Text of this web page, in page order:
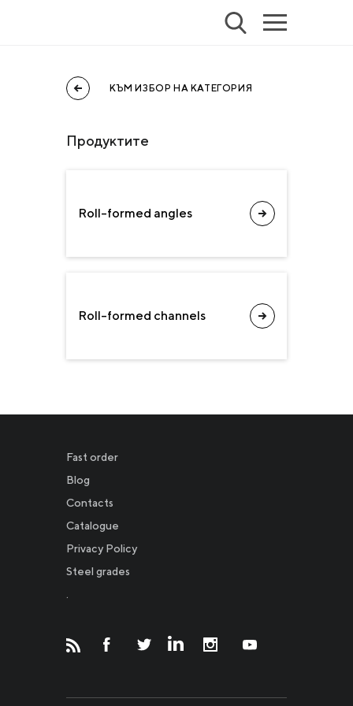
КЪМ ИЗБОР НА КАТЕГОРИЯ
Продуктите
Roll-formed angles
Roll-formed channels
Fast order
Blog
Contacts
Catalogue
Privacy Policy
Steel grades
.
Новости
Инвесторам